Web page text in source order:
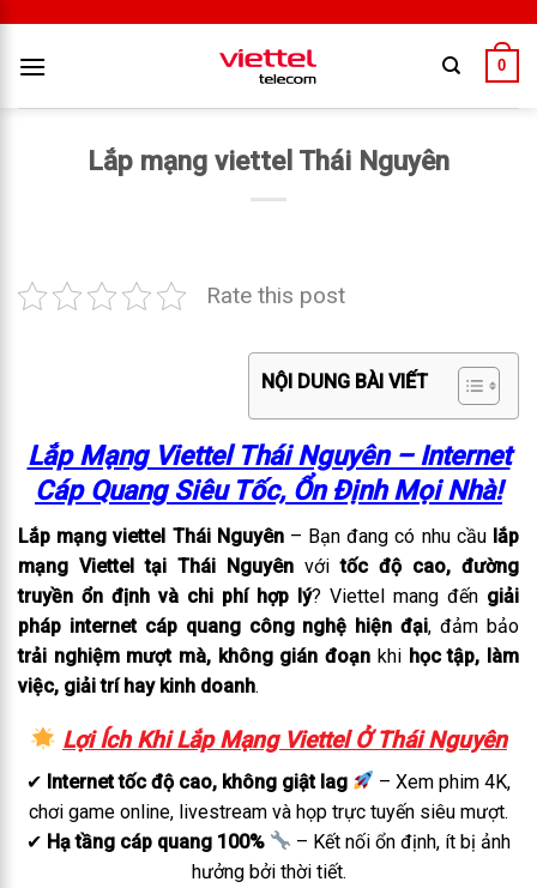
0
Lắp mạng viettel Thái Nguyên
Rate this post
NỘI DUNG BÀI VIẾT
Lắp Mạng Viettel Thái Nguyên – Internet
Cáp Quang Siêu Tốc, Ổn Định Mọi Nhà!
Lắp mạng viettel Thái Nguyên– Bạn đang có nhu cầu lắp
mạng Viettel tại Thái Nguyên vớitốc độ cao, đường
truyền ổn định và chi phí hợp lý? Viettel mang đến giải
pháp internet cáp quang công nghệ hiện đại, đảm bảo
trải nghiệm mượt mà, không gián đoạn khi học tập, làm
việc, giải trí hay kinh doanh.
Lợi Ích Khi Lắp Mạng Viettel Ở Thái Nguyên
✔ Internet tốc độ cao, không giật lag
– Xem phim 4K,
chơi game online, livestream và họp trực tuyến siêu mượt.
✔ Hạ tầng cáp quang 100%
– Kết nối ổn định, ít bị ảnh
hưởng bởi thời tiết.